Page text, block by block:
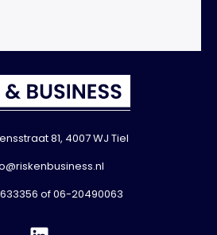
81, 4007 WJ Tiel
of06-20490063